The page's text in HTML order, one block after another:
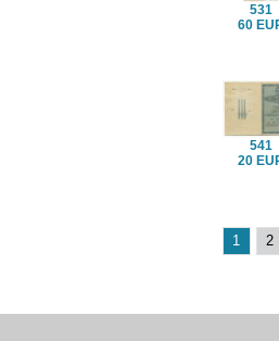
531
60
541
20
1 2